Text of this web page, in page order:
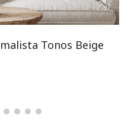
Tonos Beige